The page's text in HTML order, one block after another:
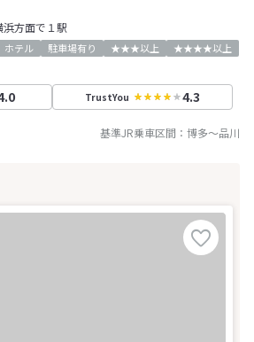
方面で１駅
ホテル 駐車場有り ★★★以上
★★★★以上
TrustYou 4.3
基準JR乗車区間： 博多～品川